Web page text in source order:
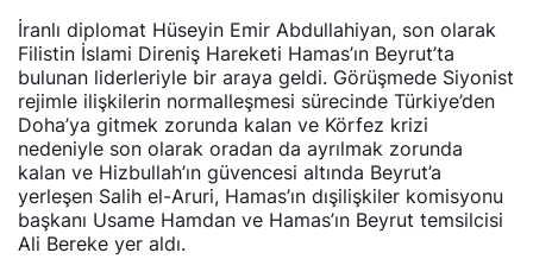
İranlı diplomat Hüseyin Emir Abdullahiyan, son olarak
Filistin İslami Direniş Hareketi Hamas’ın Beyrut’ta
bulunan liderleriyle bir araya geldi. Görüşmede Siyonist
rejimle ilişkilerin normalleşmesi sürecinde Türkiye’den
Doha’ya gitmek zorunda kalan ve Körfez krizi
nedeniyle son olarak oradan da ayrılmak zorunda
kalan ve Hizbullah’ın güvencesi altında Beyrut’a
yerleşen Salih el-Aruri, Hamas’ın dışilişkiler komisyonu
başkanı Usame Hamdan ve Hamas’ın Beyrut temsilcisi
Ali Bereke yer aldı.